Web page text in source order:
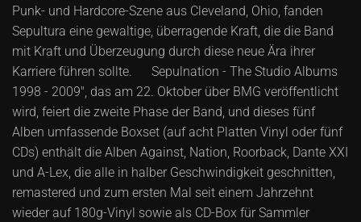
Punk- und Hardcore-Szene aus Cleveland, Ohio, fanden
Sepultura eine gewaltige, überragende Kraft, die die Band
mit Kraft und Überzeugung durch diese neue Ära ihrer
Karriere führen sollte. Sepulnation - The Studio Albums
1998 - 2009", das am 22. Oktober über BMG veröffentlicht
wird, feiert die zweite Phase der Band, und dieses fünf
Alben umfassende Boxset (auf acht Platten Vinyl oder fünf
CDs) enthält die Alben Against, Nation, Roorback, Dante XXI
und A-Lex, die alle in halber Geschwindigkeit geschnitten,
remastered und zum ersten Mal seit einem Jahrzehnt
wieder auf 180g-Vinyl sowie als CD-Box für Sammler